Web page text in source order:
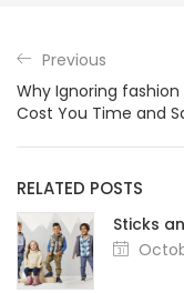
Previous
Why Ignoring fashion
Cost You Time and
RELATED POSTS
Sticks